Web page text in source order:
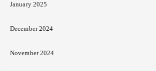
January 2025
December 2024
November 2024